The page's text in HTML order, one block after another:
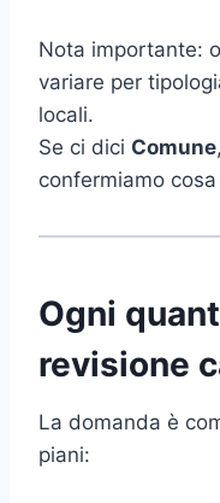
Nota importante:
variare per
locali.
Se ci dici Comune,
confermiamo
Ogni
revisione
La domanda è
piani: